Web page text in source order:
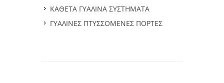
ΚΑΘΕΤΑ ΓΥΑΛΙΝΑ ΣΥΣΤΗΜΑΤΑ
ΓΥΑΛΙΝΕΣ ΠΤΥΣΣΟΜΕΝΕΣ ΠΟΡΤΕΣ